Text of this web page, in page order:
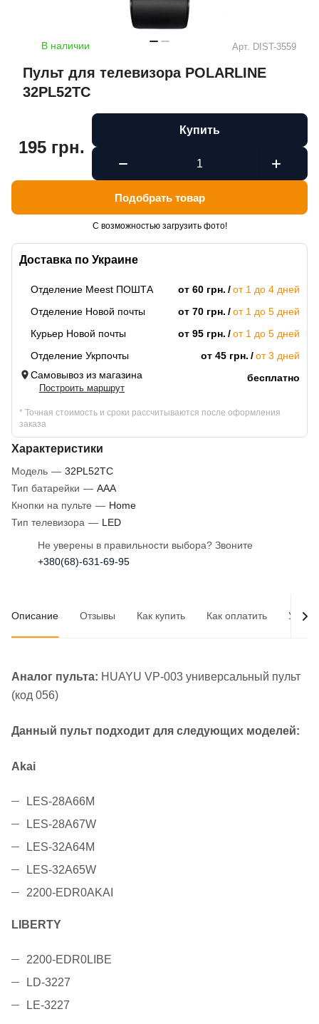
В наличии Арт. DIST-3559
Пульт для телевизора POLARLINE
32PL52TC
Доставка по Украине
Отделение Meest ПОШТА от 60 грн.
от 1 до 4 дней
Отделение Новой почты
от 70 грн.
от 1 до 5 дней
Курьер Новой почты
от 95 грн.
от 1 до 5 дней
Отделение Укрпочты
от 45 грн.
от 3 дней
Самовывоз из магазина
Построить маршрут
бесплатно
* Точная стоимость и сроки рассчитываются после оформления
заказа
Характеристики
Модель — 32PL52TC
Тип батарейки — AAA
Кнопки на пульте — Home
Тип телевизора — LED
195 грн.
Купить
Подобрать товар
С возможностью загрузить фото!
Не уверены в правильности выбора? Звоните
+380(68)-631-69-95
Описание Отзывы Как купить Как оплатить
Аналог пульта: HUAYU VP-003 универсальный пульт
(код 056)
Данный пульт подходит для следующих моделей:
Akai
LES-28A66M
LES-28A67W
LES-32A64M
LES-32A65W
2200-EDR0AKAI
LIBERTY
2200-EDR0LIBE
LD-3227
LE-3227